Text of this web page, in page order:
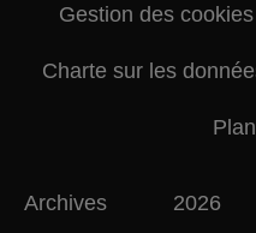
Gestion des cookies
Charte sur les
Archives 2026